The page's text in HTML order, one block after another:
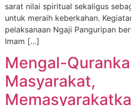
sarat nilai spiritual sekaligus
untuk meraih keberkahan.
pelaksanaan Ngaji Panguripan
Imam […]
Mengal-
Masyarakat,